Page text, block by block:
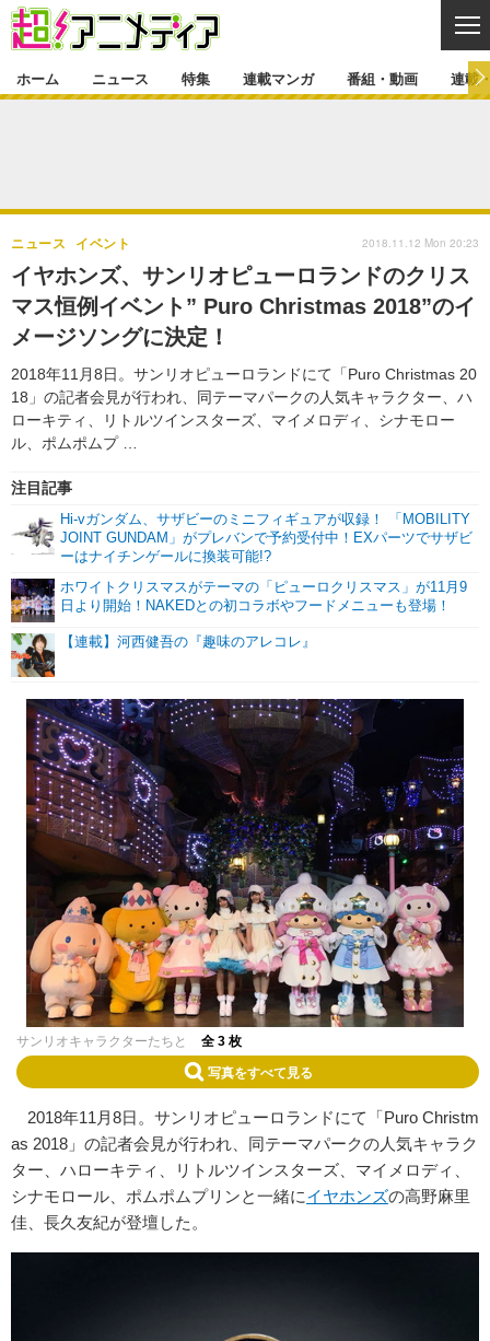
ゲーム・アプリ マンガ
グッズ イベント
声優
舞台 新帝スタ
特集一覧 カバー
ラキりす
連載マンガ
連載マンガ一覧
番組・動画
番組・動画一覧 ラジオ
動画
連載・ブログ
連載・ブログ一覧
編集部ブログ・お知らせ
ホーム ニュース 特集 連載マンガ 番組・動画 連載
イヤホンズ、サンリオピューロランドのクリス
マス恒例イベント” Puro Christmas 2018”のイ
メージソングに決定！
2018年11月8日。サンリオピューロランドにて「Puro Christmas 20
18」の記者会見が行われ、同テーマパークの人気キャラクター、ハ
ローキティ、リトルツインスターズ、マイメロディ、シナモロー
ル、ポムポムプ …
ニュース イベント
注目記事
Hi-vガンダム、サザビーのミニフィギュアが収録！ 「MOBILITY
JOINT GUNDAM」がプレバンで予約受付中！EXパーツでサザビ
ーはナイチンゲールに換装可能!?
ホワイトクリスマスがテーマの「ピューロクリスマス」が11月9
日より開始！NAKEDとの初コラボやフードメニューも登場！
【連載】河西健吾の『趣味のアレコレ』
2018.11.12 Mon 20:23
サンリオキャラクターたちと 全 3 枚
写真をすべて見る
2018年11月8日。サンリオピューロランドにて「Puro Christm
as 2018」の記者会見が行われ、同テーマパークの人気キャラク
ター、ハローキティ、リトルツインスターズ、マイメロディ、
シナモロール、ポムポムプリンと一緒にイヤホンズの高野麻里
佳、長久友紀が登壇した。